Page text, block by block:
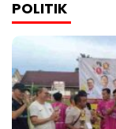
POLITIK